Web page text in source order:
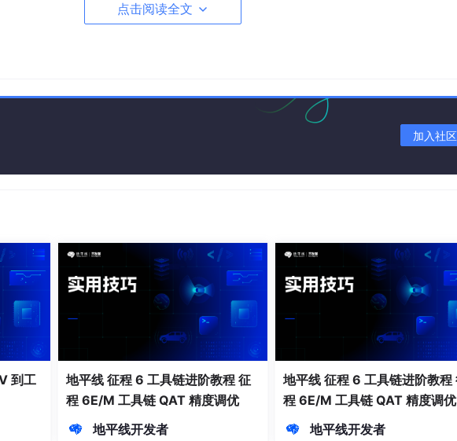
，线上线下同行
面技术交流
多所高校，开展线下技术沙龙。现场手把手带你熟悉征程 6 系列产品实操开发，
队伍线下相聚交流、碰撞科创思路。
上资源随心学
线答疑；若需专项技术支持，也可在文章评论区留言，我们全程为参赛团队保驾
时答疑共成长
点击阅读全文
加入社区
到工
地平线 征程 6 工具链进阶教程 征
程 6E/M 工具链 QAT 精度调优
地平线开发者
地平线 征程 6 工具链进阶教程
程 6E/M 工具链 QAT 精度调优
地平线开发者